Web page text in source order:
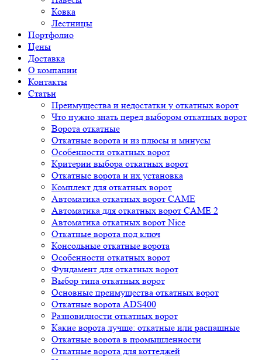
Ковка
Лестницы
Портфолио
Цены
Доставка
О компании
Контакты
Статьи
Преимущества и недостатки у откатных ворот
Что нужно знать перед выбором откатных ворот
Ворота откатные
Откатные ворота и из плюсы и минусы
Особенности откатных ворот
Критерии выбора откатных ворот
Откатные ворота и их установка
Комплект для откатных ворот
Автоматика откатных ворот CAME
Автоматика для откатных ворот CAME 2
Автоматика откатных ворот Nice
Откатные ворота под ключ
Консольные откатные ворота
Особенности откатных ворот
Фундамент для откатных ворот
Выбор типа откатных ворот
Основные преимущества откатных ворот
Откатные ворота ADS400
Разновидности откатных ворот
Какие ворота лучше: откатные или распашные
Откатные ворота в промышленности
Откатные ворота для коттеджей